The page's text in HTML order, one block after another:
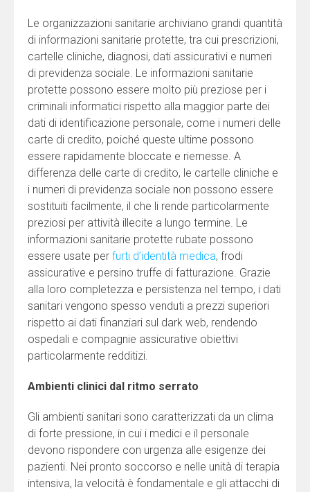
Le organizzazioni sanitarie archiviano grandi quantità
di informazioni sanitarie protette, tra cui prescrizioni,
cartelle cliniche, diagnosi, dati assicurativi e numeri
di previdenza sociale. Le informazioni sanitarie
protette possono essere molto più preziose per i
criminali informatici rispetto alla maggior parte dei
dati di identificazione personale, come i numeri delle
carte di credito, poiché queste ultime possono
essere rapidamente bloccate e riemesse. A
differenza delle carte di credito, le cartelle cliniche e
i numeri di previdenza sociale non possono essere
sostituiti facilmente, il che li rende particolarmente
preziosi per attività illecite a lungo termine. Le
informazioni sanitarie protette rubate possono
essere usate per furti d’identità medica, frodi
assicurative e persino truffe di fatturazione. Grazie
alla loro completezza e persistenza nel tempo, i dati
sanitari vengono spesso venduti a prezzi superiori
rispetto ai dati finanziari sul dark web, rendendo
ospedali e compagnie assicurative obiettivi
particolarmente redditizi.
Ambienti clinici dal ritmo serrato
Gli ambienti sanitari sono caratterizzati da un clima
di forte pressione, in cui i medici e il personale
devono rispondere con urgenza alle esigenze dei
pazienti. Nei pronto soccorso e nelle unità di terapia
intensiva, la velocità è fondamentale e gli attacchi di